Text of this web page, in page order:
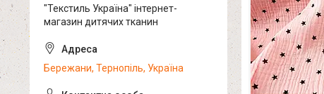
"Текстиль Україна" інтернет-
магазин дитячих тканин
Бережани, Тернопіль, Україна